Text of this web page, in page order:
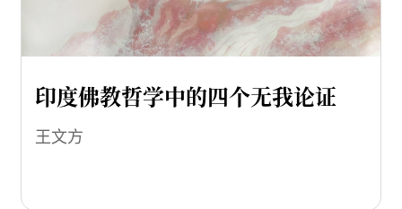
印度佛教哲学中的四个无我论证
王文方